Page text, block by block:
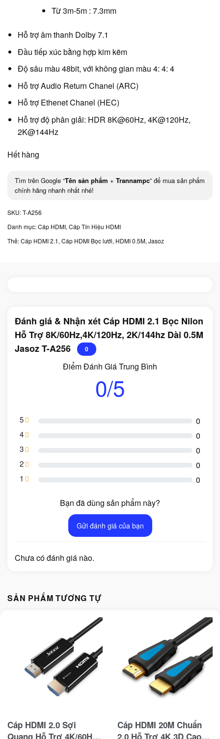
Từ 3m-5m : 7.3mm
Hỗ trợ âm thanh Dolby 7.1
Đầu tiếp xúc bằng hợp kim kẽm
Độ sâu màu 48bit, với không gian màu 4: 4: 4
Hỗ trợ Audio Return Chanel (ARC)
Hỗ trợ Ethenet Chanel (HEC)
Hỗ trợ độ phân giải: HDR 8K@60Hz, 4K@120Hz,
2K@144Hz
Hết hàng
Tìm trên Google “Tên sản phẩm + Trannampc” để mua sản phẩm
chính hãng nhanh nhất nhé!
SKU:T-A256
Danh mục:Cáp HDMI, Cáp Tín Hiệu HDMI
Thẻ:Cáp HDMI 2.1, Cáp HDMI Bọc lưới, HDMI 0.5M, Jasoz
Đánh giá & Nhận xét Cáp HDMI 2.1 Bọc Nilon
Hỗ Trợ 8K/60Hz,4K/120Hz, 2K/144hz Dài 0.5M
Jasoz T-A256
0
Điểm Đánh Giá Trung Bình
0/5
5 0
4 0
3 0
2 0
1 0
Bạn đã dùng sản phẩm này?
Gửi đánh giá của bạn
Chưa có đánh giá nào.
SẢN PHẨM TƯƠNG TỰ
Cáp HDMI 2.0 Sợi
Quang Hỗ Trợ 4K/60Hz
Cáp HDMI 20M Chuẩn
2.0 Hỗ Trợ 4K 3D Cao